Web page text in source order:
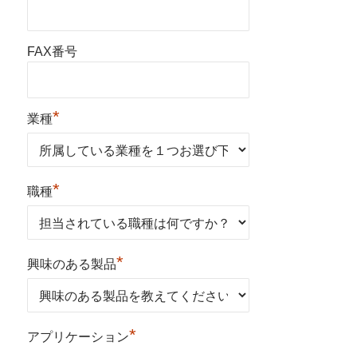
FAX番号
業種*
職種*
興味のある製品*
アプリケーション*